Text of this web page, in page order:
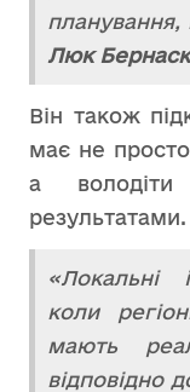
планування,
Люк
Він також
має не
а
результатами.
«Локальні
коли
мають
відповідно